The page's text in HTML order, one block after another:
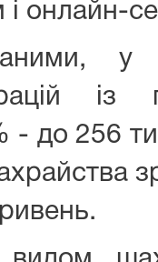
і онлайн-
у
із
до 256